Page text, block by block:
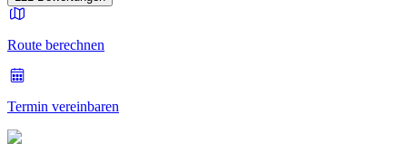
Route berechnen
Termin vereinbaren